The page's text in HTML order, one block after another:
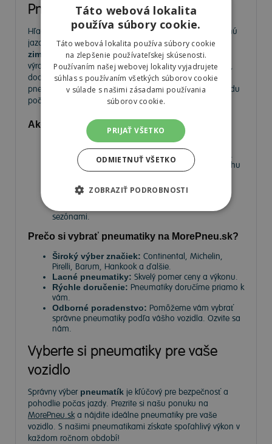
Pneumatiky
Hľadáte kvalitnépneumatikypre bezpečnú a komfortnú
jazdu? NaMorePneu.sknájdete široký výber letných,
zimných a celoročných pneumatíkod popredných
výrobcov. Ponúkame pneumatiky pre osobné autá, SUV,
dodávky aj úžitkové vozidlá. Vyberte si spoľahlivé
pneumatiky za výhodné ceny a užívajte si bezpečnú jazdu
počas celého roka.
Aké pneumatiky nájdete v našej ponuke?
Letné pneumatiky– Ideálne na horúce mesiace,
poskytujú výbornú priľnavosť a nízky valivý odpor.
Zimné pneumatiky– Navrhnuté pre jazdu na snehu
priľnavosťou.
Celoročné pneumatiky – Univerzálne riešenie pre
vodičov, ktorí nechcú meniť pneumatiky medzi
sezónami.
Prečo si vybrať pneumatiky na MorePneu.sk?
Široký výber značiek: Continental, Michelin,
Pirelli, Barum, Hankook a ďalšie.
Lacné pneumatiky: Skvelý pomer ceny a výkonu.
Rýchle doručenie: Pneumatiky doručíme priamo k
vám.
Odborné poradenstvo: Pomôžeme vám vybrať
správne pneumatiky podľa vášho vozidla. Ozvite sa
nám.
Vyberte si pneumatiky pre vaše
vozidlo
Správny výber pneumatík je kľúčový pre bezpečnosť a
pohodlie počas jazdy. Prezrite si našu ponuku na
MorePneu.ska nájdite ideálne pneumatiky pre vaše
vozidlo. S našimi pneumatikami získate spoľahlivý výkon v
každom ročnom období!
Táto webová lokalita
používa súbory cookie.
Táto webová lokalita používa súbory cookie
na zlepšenie používateľskej skúsenosti.
Používaním našej webovej lokality vyjadrujete
súhlas s používaním všetkých súborov cookie
v súlade s našimi zásadami používania
súborov cookie.
PRIJAŤ VŠETKO
ODMIETNUŤ VŠETKO
ZOBRAZIŤ PODROBNOSTI